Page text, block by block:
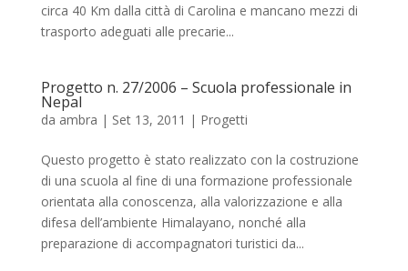
circa 40 Km dalla città di Carolina e mancano mezzi di
trasporto adeguati alle precarie...
Progetto n. 27/2006 – Scuola professionale in
Nepal
da ambra | Set 13, 2011 | Progetti
Questo progetto è stato realizzato con la costruzione
di una scuola al fine di una formazione professionale
orientata alla conoscenza, alla valorizzazione e alla
difesa dell’ambiente Himalayano, nonché alla
preparazione di accompagnatori turistici da...